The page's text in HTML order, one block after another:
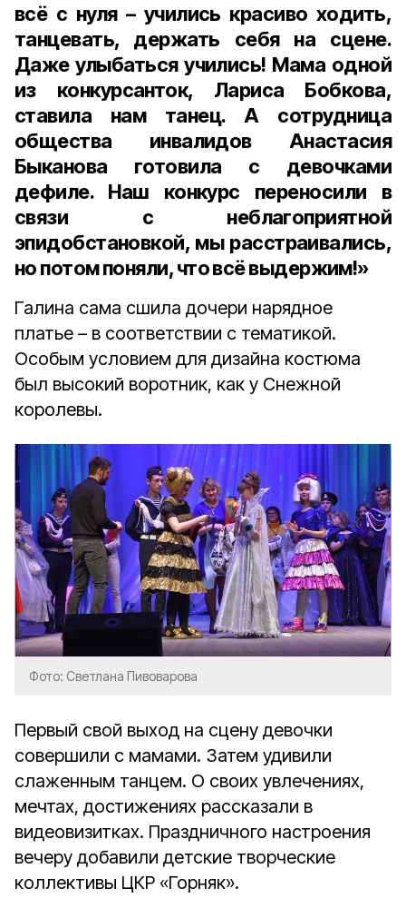
всё с нуля – учились красиво ходить,
танцевать, держать себя на сцене.
Даже улыбаться учились! Мама одной
из конкурсанток, Лариса Бобкова,
ставила нам танец. А сотрудница
общества инвалидов Анастасия
Быканова готовила с девочками
дефиле. Наш конкурс переносили в
связи с неблагоприятной
эпидобстановкой, мы расстраивались,
но потом поняли, что всё выдержим!»
Галина сама сшила дочери нарядное
платье – в соответствии с тематикой.
Особым условием для дизайна костюма
был высокий воротник, как у Снежной
королевы.
Фото: Светлана Пивоварова
Первый свой выход на сцену девочки
совершили с мамами. Затем удивили
слаженным танцем. О своих увлечениях,
мечтах, достижениях рассказали в
видеовизитках. Праздничного настроения
вечеру добавили детские творческие
коллективы ЦКР «Горняк».